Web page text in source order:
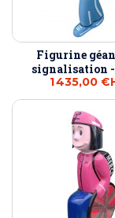
Figurine
signalisation
1 435,00 €